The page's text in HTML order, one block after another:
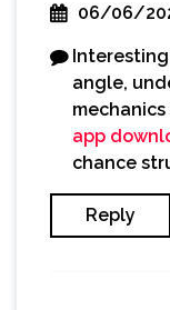
06/06/
angle,
app
chance
Reply